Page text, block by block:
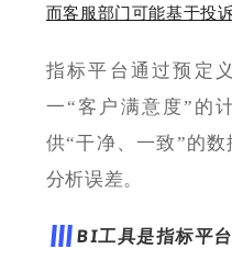
而客服部门可能基于投
指标平台通过预定
一“客户满意度”的
供“干净、一致”的
分析误差。
BI工具是指标平